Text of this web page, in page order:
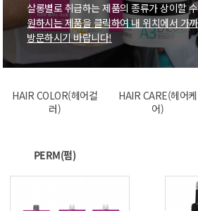
살롱별로 취급하는 제품의 종류가 상이할
원하시는 제품을 클릭하여 내 위치에서 가
방문하시기 바랍니다!
HAIR COLOR(헤어컬
러)
HAIR CARE(헤어케
어)
PERM(펌)